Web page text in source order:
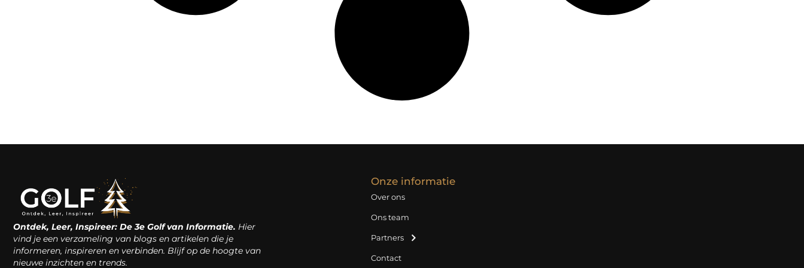
Ontdek, Leer, Inspireer: De 3e Golf van Informatie. Hier
vind je een verzameling van blogs en artikelen die je
informeren, inspireren en verbinden. Blijf op de hoogte van
nieuwe inzichten en trends.
Onze informatie
Over ons
Ons team
Partners
Contact